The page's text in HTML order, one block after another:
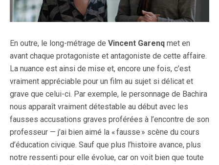
En outre, le long-métrage de Vincent Garenq met en
avant chaque protagoniste et antagoniste de cette affaire.
La nuance est ainsi de mise et, encore une fois, c’est
vraiment appréciable pour un film au sujet si délicat et
grave que celui-ci. Par exemple, le personnage de Bachira
nous apparaît vraiment détestable au début avec les
fausses accusations graves proférées à l’encontre de son
professeur — j’ai bien aimé la « fausse » scène du cours
d’éducation civique. Sauf que plus l’histoire avance, plus
notre ressenti pour elle évolue, car on voit bien que toute